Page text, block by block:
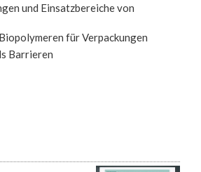
und Einsatzbereiche von
für Verpackungen
Barrieren